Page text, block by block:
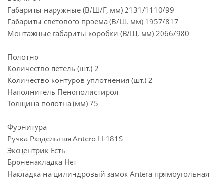
Габариты наружные (В/Ш/Г, мм) 2131/1110/99
Габариты светового проема (В/Ш, мм) 1957/817
Монтажные габариты коробки (В/Ш, мм) 2066/980
Полотно
Количество петель (шт.) 2
Количество контуров уплотнения (шт.) 2
Наполнитель Пенополистирол
Толщина полотна (мм) 75
Фурнитура
Ручка Раздельная Antero Н-181S
Эксцентрик Есть
Броненакладка Нет
Накладка на цилиндровый замок Antera прямоугольная